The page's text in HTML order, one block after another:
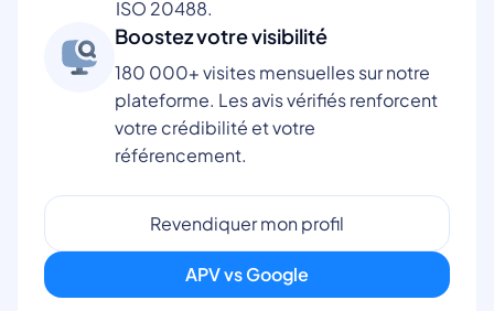
ISO 20488.
Boostez votre visibilité
180 000+ visites mensuelles sur notre
plateforme. Les avis vérifiés renforcent
votre crédibilité et votre
référencement.
Revendiquer mon profil
APV vs Google